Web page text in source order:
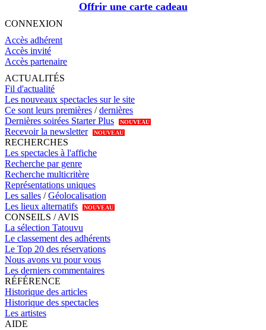
Offrir une carte cadeau
CONNEXION
Accès adhérent
Accès invité
Accès partenaire
ACTUALITÉS
Fil d'actualité
Les nouveaux spectacles sur le site
Ce sont leurs premières /dernières
Dernières soirées Starter Plus
NOUVEAU
Recevoir la newsletter NOUVEAU
RECHERCHES
Les spectacles à l'affiche
Recherche par genre
Recherche multicritère
Représentations uniques
Les salles /Géolocalisation
Les lieux alternatifs
NOUVEAU
CONSEILS / AVIS
La sélection Tatouvu
Le classement des adhérents
Le Top 20 des réservations
Nous avons vu pour vous
Les derniers commentaires
RÉFÉRENCE
Historique des articles
Historique des spectacles
Les artistes
AIDE